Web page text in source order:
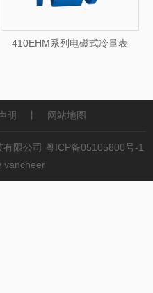
410EHM系列电磁式冷量表
明 网站地图
限公司 粤ICP备05105800号-1
vancheer